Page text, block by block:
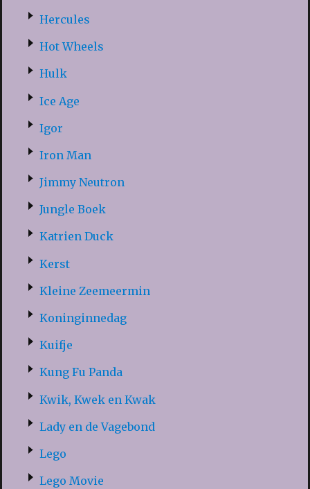
Hercules
Hot Wheels
Hulk
Ice Age
Igor
Iron Man
Jimmy Neutron
Jungle Boek
Katrien Duck
Kerst
Kleine Zeemeermin
Koninginnedag
Kuifje
Kung Fu Panda
Kwik, Kwek en Kwak
Lady en de Vagebond
Lego
Lego Movie